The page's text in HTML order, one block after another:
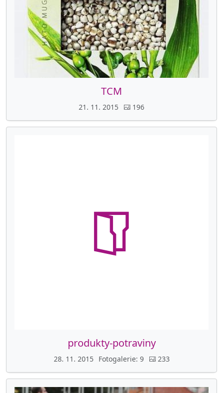
TCM
21. 11. 2015 196
produkty-potraviny
28. 11. 2015 Fotogalerie 9 233